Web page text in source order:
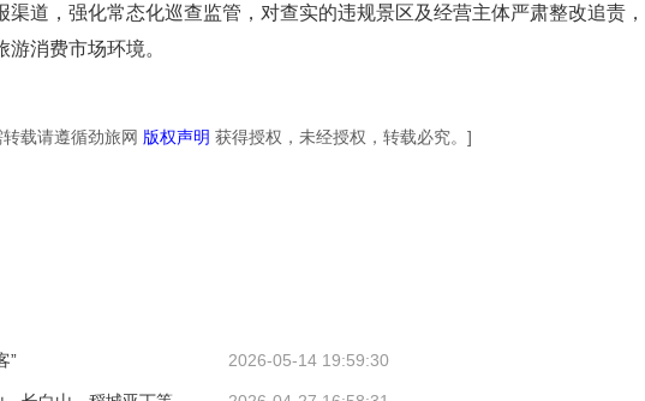
渠道，强化常态化巡查监管，对查实的违规景区及经营主体严肃整改追责，
消费市场环境。
载请遵循劲旅网 版权声明 获得授权，未经授权，转载必究。]
” 2026-05-14 19:59:30